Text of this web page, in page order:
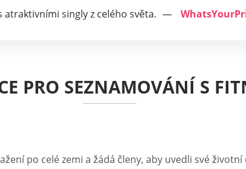
singly z celého světa.
PRO SEZNAMOVÁNÍ S
po celé zemi a žádá členy, aby uvedli své